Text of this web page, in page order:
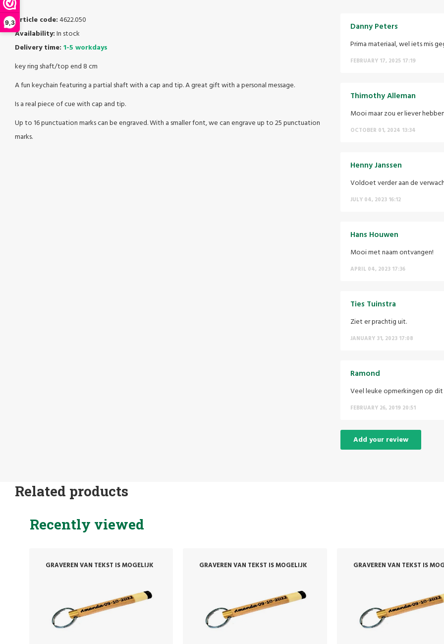
9,3Article code:4622.050
Availability:In stock
Delivery time: 1-5 workdays
key ring shaft/top end 8 cm
A fun keychain featuring a partial shaft with a cap and tip. A great gift with a personal message.
Is a real piece of cue with cap and tip.
Up to 16 punctuation marks can be engraved. With a smaller font, we can engrave up to 25 punctuation
marks.
Danny Peters
Prima materiaal, wel iets mis
FEBRUARY 17, 2025 17:19
Thimothy Alleman
Mooi maar zou er liever
OCTOBER 01, 2024 13:34
Henny Janssen
Voldoet verder aan de
JULY 04, 2023 16:12
Hans Houwen
Mooi met naam ontvangen!
APRIL 04, 2023 17:36
Ties Tuinstra
Ziet er prachtig uit.
JANUARY 31, 2023 17:08
Ramond
Veel leuke opmerkingen op
FEBRUARY 26, 2019 20:51
Add your review
Related products
Recently viewed
GRAVEREN VAN TEKST IS MOGELIJK GRAVEREN VAN TEKST IS MOGELIJK GRAVEREN VAN TEKST IS